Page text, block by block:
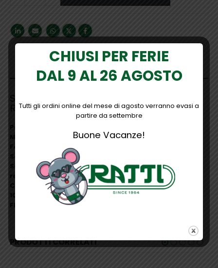
Specifiche scarpa da lavoro atletica
Reebok
Punta Punta composita
Microfibra, tessuto e TPU
Fodera in microfibra
Soletta in schiuma di poliuretano modellato
Suola Intersuola Floatride Energy con pelle in gomma
resistente allo scivolamento e paraurti sulla punta
Caratteristiche Speciali
100% non metallico, punta extra larga, energia
Floatride
PRODOTTI CORRELATI
CHIUSI PER FERIE
DAL 9 AL 26 AGOSTO
Tutti gli ordini online del mese di agosto verranno evasi a
partire da settembre
Buone Vacanze!